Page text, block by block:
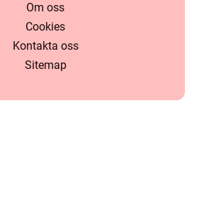
Om oss
Cookies
Kontakta oss
Sitemap